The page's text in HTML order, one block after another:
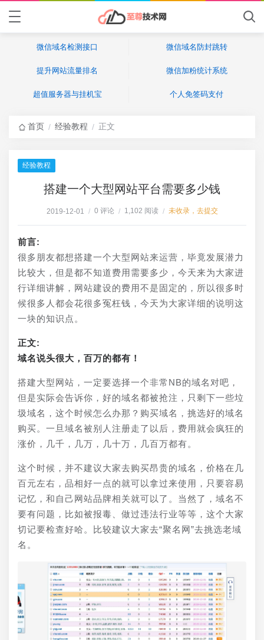
微信域名检测接口 微信域名防封跳转
提升网站流量排名 微信加粉统计系统
超值服务器与挂机宝 个人免签码支付
首页 / 经验教程 / 正文
经验教程
搭建一个大型网站平台需要多少钱
2019-12-01 / 0 评论 / 1,102 阅读 / 未收录，去提交
前言:
很多朋友都想搭建一个大型网站来运营，毕竟发展潜力
比较大，但是都不知道费用需要多少，今天来为大家进
行详细讲解，网站建设的费用不是固定的，所以很多时
候很多人都会花很多冤枉钱，今天为大家详细的说明这
一块的知识点。
正文:
域名说头很大，百万的都有！
搭建大型网站，一定要选择一个非常NB的域名对吧，
但是实际会告诉你，好的域名都被抢注，只剩下一些垃
圾域名，这个时候怎么办那？购买域名，挑选好的域名
购买。一旦域名被别人注册走了以后，费用就会疯狂的
涨价，几千，几万，几十万，几百万都有。
这个时候，并不建议大家去购买昂贵的域名，价格在几
百元左右，品相好一点的就可以拿过来使用，只要容易
记忆，和自己网站品牌相关就可以了。当然了，域名不
要有问题，比如被报毒、做过违法行业等等，这个大家
切记要检查好哈。比较建议大家去“聚名网”去挑选老域
名。